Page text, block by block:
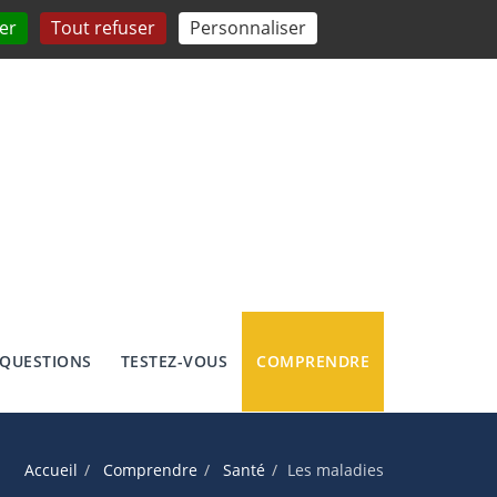
TESTEZ-VOUS COMPRENDRE
Accueil Comprendre Santé Les maladies
Tout refuser Personnaliser